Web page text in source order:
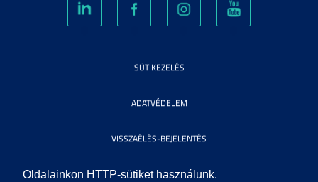
Oldalainkon HTTP-sütiket használunk.
SÜTIKEZELÉS
ADATVÉDELEM
VISSZAÉLÉS-BEJELENTÉS
KÖZÉRDEKŰ ADATOK